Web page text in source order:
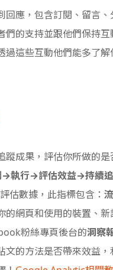
回應，包含訂閱、留言
們的支持並跟他們保持
過這些互動他們能多了
蹤成果，評估你所做的
→執行→評估效益→持續
估數據，此指標包含：
的網頁和使用的裝置、
粉絲專頁後台的洞察
文的方法是否帶來效益